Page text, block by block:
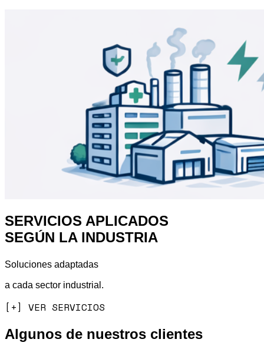
SERVICIOS APLICADOS
SEGÚN LA INDUSTRIA
Soluciones adaptadas
a cada sector industrial.
[+] VER SERVICIOS
Algunos de nuestros clientes